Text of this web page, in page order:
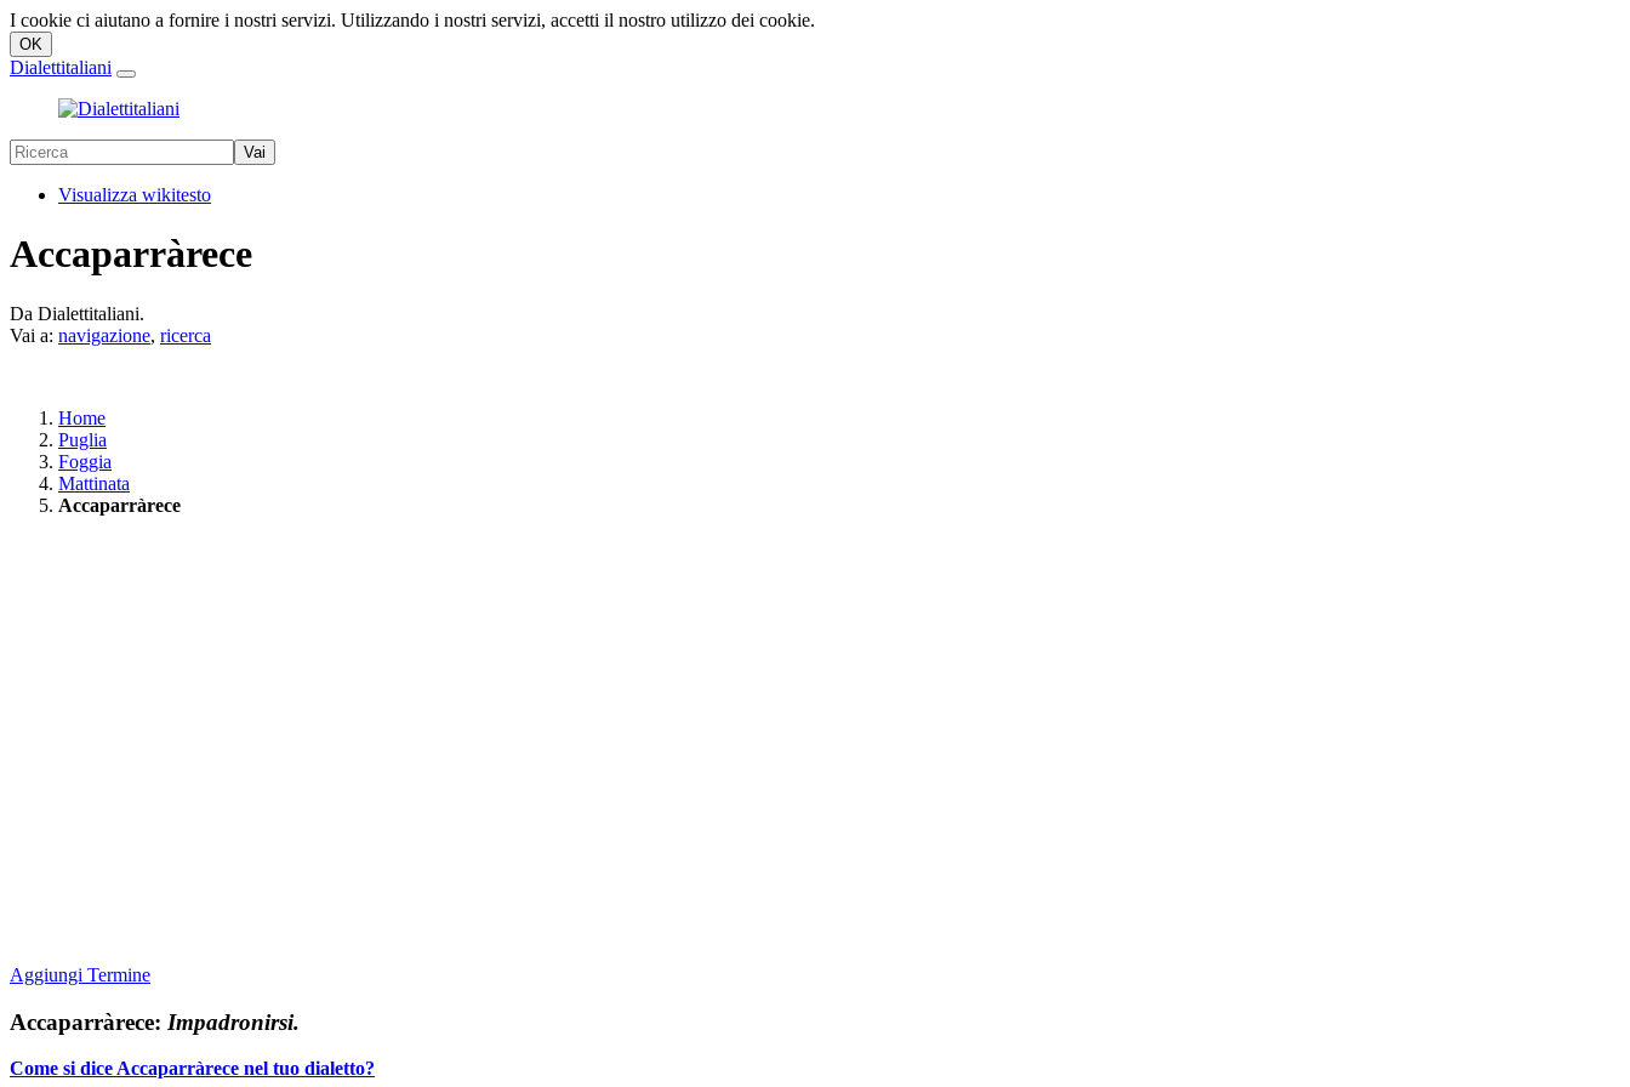
I cookie ci aiutano a fornire i nostri servizi. Utilizzando i nostri servizi, accetti il nostro utilizzo dei cookie.
Dialettitaliani
Visualizza wikitesto
Accaparràrece
Da Dialettitaliani.
Vai a: navigazione, ricerca
Home
Puglia
Foggia
Mattinata
Accaparràrece
Aggiungi Termine
Accaparràrece: Impadronirsi.
Come si dice Accaparràrece nel tuo dialetto?